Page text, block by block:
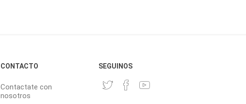
CONTACTO
Contactate con
nosotros
SEGUINOS